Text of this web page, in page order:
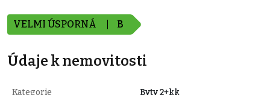
VELMI ÚSPORNÁ B
Údaje k nemovitosti
Kategorie Byty 2+kk